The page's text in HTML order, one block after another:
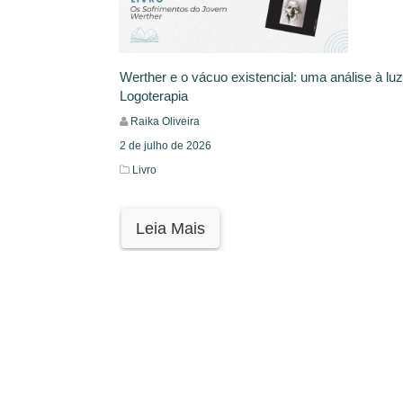
Werther e o vácuo existencial: uma análise à
Logoterapia
Raika Oliveira
2 de julho de 2026
Livro
Leia Mais